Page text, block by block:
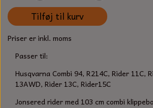
UNIVERSAL REMSKIVER OG
KÆDER TIL MOTORSAV
Tilføj til kurv
Priser er inkl. moms
Passer til:
Husqvarna Combi 94, R214C, Rider 11C,
13AWD, Rider 13C, Rider15C
Jonsered rider med 103 cm combi